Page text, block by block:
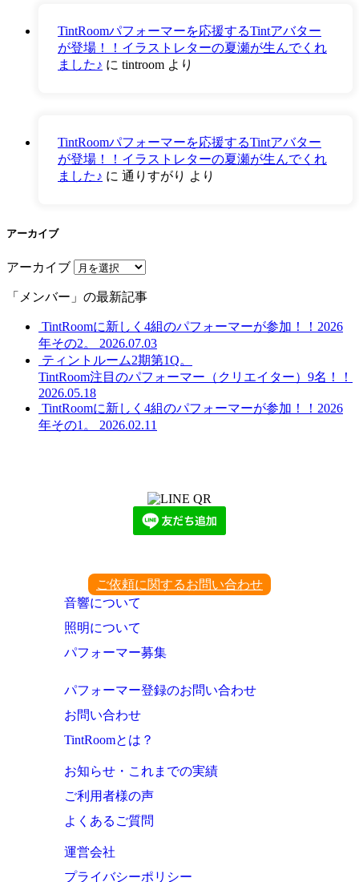
TintRoomパフォーマーを応援するTintアバター
が登場！！イラストレターの夏瀬が生んでくれ
ました♪ に tintroom より
TintRoomパフォーマーを応援するTintアバター
が登場！！イラストレターの夏瀬が生んでくれ
ました♪ に 通りすがり より
アーカイブ
アーカイブ
「メンバー」の最新記事
TintRoomに新しく4組のパフォーマーが参加！！2026
年その2。
2026.07.03
ティントルーム2期第1Q。
TintRoom注目のパフォーマー（クリエイター）9名！！
2026.05.18
TintRoomに新しく4組のパフォーマーが参加！！2026
年その1。
2026.02.11
ご依頼に関するお問い合わせ
音響について
照明について
パフォーマー募集
パフォーマー登録のお問い合わせ
お問い合わせ
TintRoomとは？
お知らせ・これまでの実績
ご利用者様の声
よくあるご質問
運営会社
プライバシーポリシー